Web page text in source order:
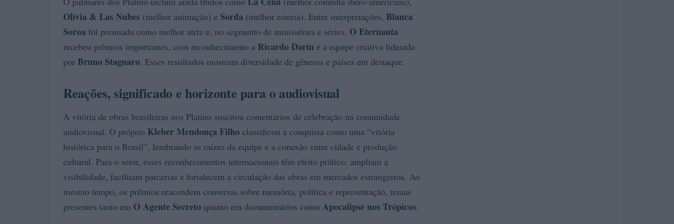
Olivia & Las Nubes (melhor animação) e Sorda (melhor estreia). Entre interpretações, Blanca
Soroa foi premiada como melhor atriz e, no segmento de minisséries e séries, O Eternauta
recebeu prêmios importantes, com reconhecimento a Ricardo Darín e a equipe criativa liderada
por Bruno Stagnaro. Esses resultados mostram diversidade de gêneros e países em destaque.
Reações, significado e horizonte para o audiovisual
A vitória de obras brasileiras nos Platino suscitou comentários de celebração na comunidade
audiovisual. O próprio Kleber Mendonça Filho classificou a conquista como uma “vitória
histórica para o Brasil”, lembrando as raízes da equipe e a conexão entre cidade e produção
cultural. Para o setor, esses reconhecimentos internacionais têm efeito prático: ampliam a
visibilidade, facilitam parcerias e fortalecem a circulação das obras em mercados estrangeiros. Ao
mesmo tempo, os prêmios reacendem conversas sobre memória, política e representação, temas
presentes tanto em O Agente Secreto quanto em documentários como Apocalipse nos Trópicos.